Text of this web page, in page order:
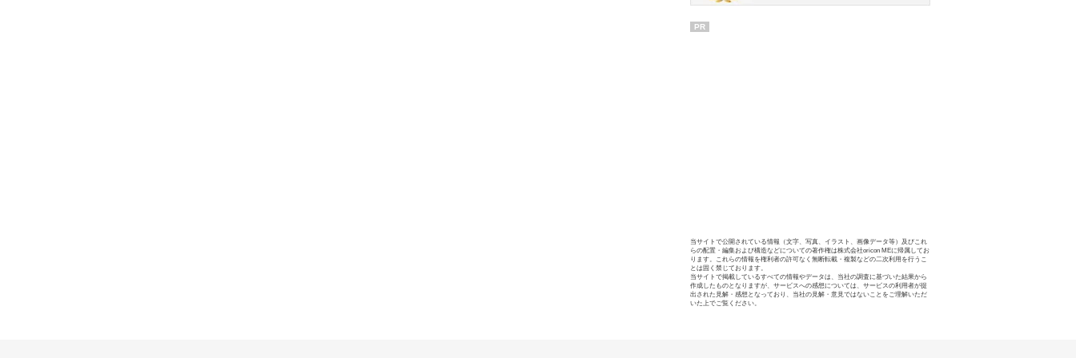
PR
当サイトで公開されている情報（文字、写真、イラスト、画像データ等）及びこれ
らの配置・編集および構造などについての著作権は株式会社oricon MEに帰属してお
ります。これらの情報を権利者の許可なく無断転載・複製などの二次利用を行うこ
とは固く禁じております。
当サイトで掲載しているすべての情報やデータは、当社の調査に基づいた結果から
作成したものとなりますが、サービスへの感想については、サービスの利用者が提
出された見解・感想となっており、当社の見解・意見ではないことをご理解いただ
いた上でご覧ください。